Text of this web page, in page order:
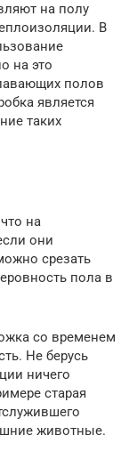
на полу
В
на это
полов
является
таких
на
они
срезать
пола в
со временем
Не берусь
ничего
старая
животные.